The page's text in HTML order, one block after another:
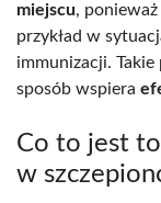
miejscu,
przykład w
immunizacji.
sposób wspiera
Co to jest
w